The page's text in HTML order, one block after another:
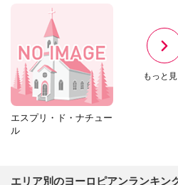
エスプリ・ド・ナチュー
ル
もっと
エリア別のヨーロピアンランキン